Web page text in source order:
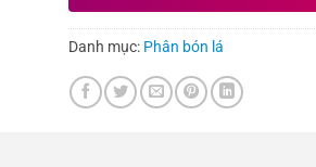
Danh mục: Phân bón lá